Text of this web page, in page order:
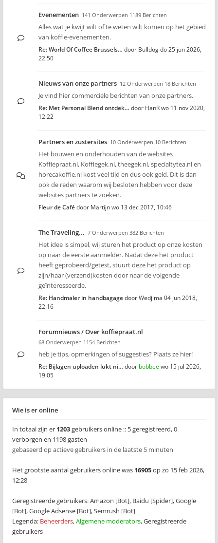
Evenementen 141 Onderwerpen 1189 Berichten
Alles wat je kwijt wilt of te weten wilt komen op het gebied
van koffie-evenementen.
Re: World Of Coffee Brussels… door Bulldogdo 25 jun 2026,
22:50
Nieuws van onze partners 12 Onderwerpen 18 Berichten
Je vind hier commerciele berichten van onze partners.
Re: Met Personal Blend ontdek… door HanRwo 11 nov 2020,
12:22
Partners en zustersites 10 Onderwerpen 10 Berichten
Het bouwen en onderhouden van de websites
Koffiepraat.nl, Koffiegek.nl, theegek.nl, specialtytea.nl en
horecakoffie.nl kost veel tijd en dus ook geld. Dit is dan
ook de reden waarom wij besloten hebben voor deze
websites partners te zoeken.
Fleur de Cafédoor Martijnwo 13 dec 2017, 10:46
The Traveling... 7 Onderwerpen 382 Berichten
Het idee is simpel, wij sturen het product op onze kosten
op naar de eerste aanmelder. Nadat deze het product
heeft geprobeerd/getest, stuurt deze het product op
zijn/haar (verzend)kosten door naar de volgende
geïnteresseerde.
Re: Handmaler in handbagagedoorWedj ma 04 jun 2018,
22:16
Forumnieuws / Over koffiepraat.nl
68 Onderwerpen 1154 Berichten
heb je tips, opmerkingen of suggesties? Plaats ze hier!
Re: Bijlagen uploaden lukt ni… door bobbeewo 15 jul 2026,
19:05
Wie is er online
In totaal zijn er 1203gebruikers online :: 5 geregistreerd, 0
verborgen en 1198 gasten
gebaseerd op actieve gebruikers in de laatste 5 minuten
Het grootste aantal gebruikers online was 16905op zo 15 feb 2026,
12:28
Geregistreerde gebruikers:Amazon [Bot], Baidu [Spider],Google
[Bot],Google Adsense [Bot],Semrush [Bot]
Legenda: Beheerders,Algemene moderators,Geregistreerde
gebruikers